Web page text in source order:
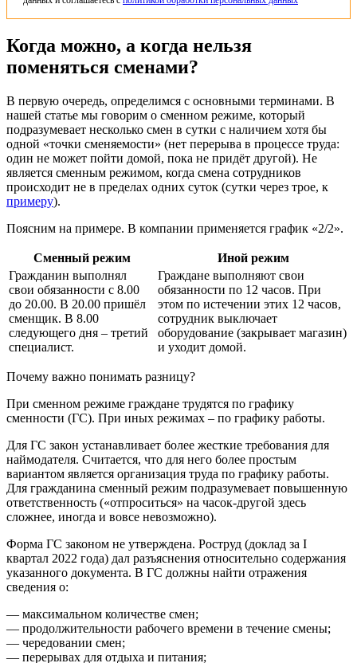
Когда можно, а когда нельзя
поменяться сменами?
В первую очередь, определимся с основными терминами. В
нашей статье мы говорим о сменном режиме, который
подразумевает несколько смен в сутки с наличием хотя бы
одной «точки сменяемости» (нет перерыва в процессе труда:
один не может пойти домой, пока не придёт другой). Не
является сменным режимом, когда смена сотрудников
происходит не в пределах одних суток (сутки через трое, к
примеру).
Поясним на примере. В компании применяется график «2/2».
Сменный режим
Иной режим
Гражданин выполнял
свои обязанности с 8.00
до 20.00. В 20.00 пришёл
сменщик. В 8.00
следующего дня – третий
специалист.
Граждане выполняют свои
обязанности по 12 часов. При
этом по истечении этих 12 часов,
сотрудник выключает
оборудование (закрывает магазин)
и уходит домой.
Почему важно понимать разницу?
При сменном режиме граждане трудятся по графику
сменности (ГС). При иных режимах – по графику работы.
Для ГС закон устанавливает более жесткие требования для
наймодателя. Считается, что для него более простым
вариантом является организация труда по графику работы.
Для гражданина сменный режим подразумевает повышенную
ответственность («отпроситься» на часок-другой здесь
сложнее, иногда и вовсе невозможно).
Форма ГС законом не утверждена. Роструд (доклад за I
квартал 2022 года) дал разъяснения относительно содержания
указанного документа. В ГС должны найти отражения
сведения о:
— максимальном количестве смен;
— продолжительности рабочего времени в течение смены;
— чередовании смен;
— перерывах для отдыха и питания;